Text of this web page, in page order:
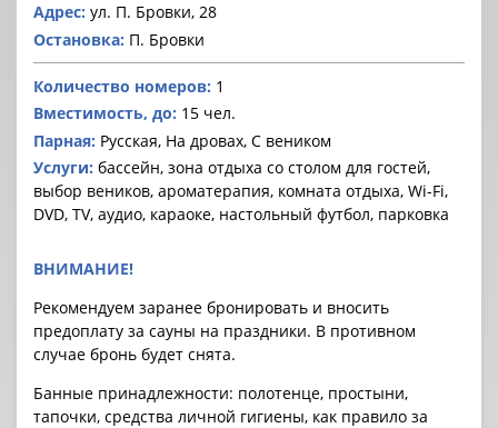
Адрес: ул. П. Бровки, 28
Остановка: П. Бровки
Количество номеров: 1
Вместимость, до: 15 чел.
Парная: Русская, На дровах, С веником
Услуги: бассейн, зона отдыха со столом для гостей,
выбор веников, ароматерапия, комната отдыха, Wi-Fi,
DVD, TV, аудио, караоке, настольный футбол, парковка
ВНИМАНИЕ!
Рекомендуем заранее бронировать и вносить
предоплату за cауны на праздники. В противном
случае бронь будет снята.
Банные принадлежности: полотенце, простыни,
тапочки, средства личной гигиены, как правило за